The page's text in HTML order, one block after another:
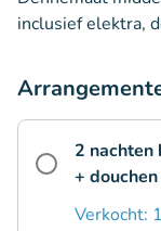
inclusief elektra,
2 nachten
+
Verkocht: